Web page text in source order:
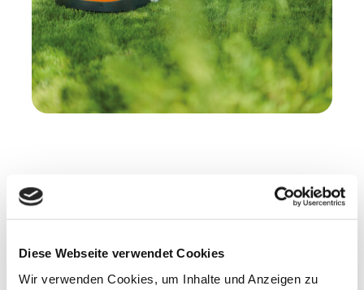
Diese Webseite verwendet Cookies
Wir verwenden Cookies, um Inhalte und Anzeigen zu